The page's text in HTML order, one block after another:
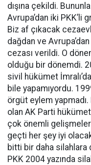
dışına çekildi.
Avrupa’dan iki
Biz af çıkacak
dağdan ve
cezası verildi. O
olduğu bir dönemdi.
sivil hükümet
bile yapamıyordu.
örgüt eylem
olan AK Parti
çok önemli
geçti her şey iyi
bitti bir daha
PKK 2004 yazında